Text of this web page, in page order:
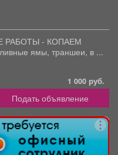
РАБОТЫ - КОПАЕМ
ямы, траншеи, в ...
1 000 руб.
Подать объявление